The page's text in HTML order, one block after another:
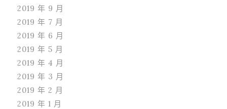
2019 年 9 月
2019 年 7 月
2019 年 6 月
2019 年 5 月
2019 年 4 月
2019 年 3 月
2019 年 2 月
2019 年 1 月